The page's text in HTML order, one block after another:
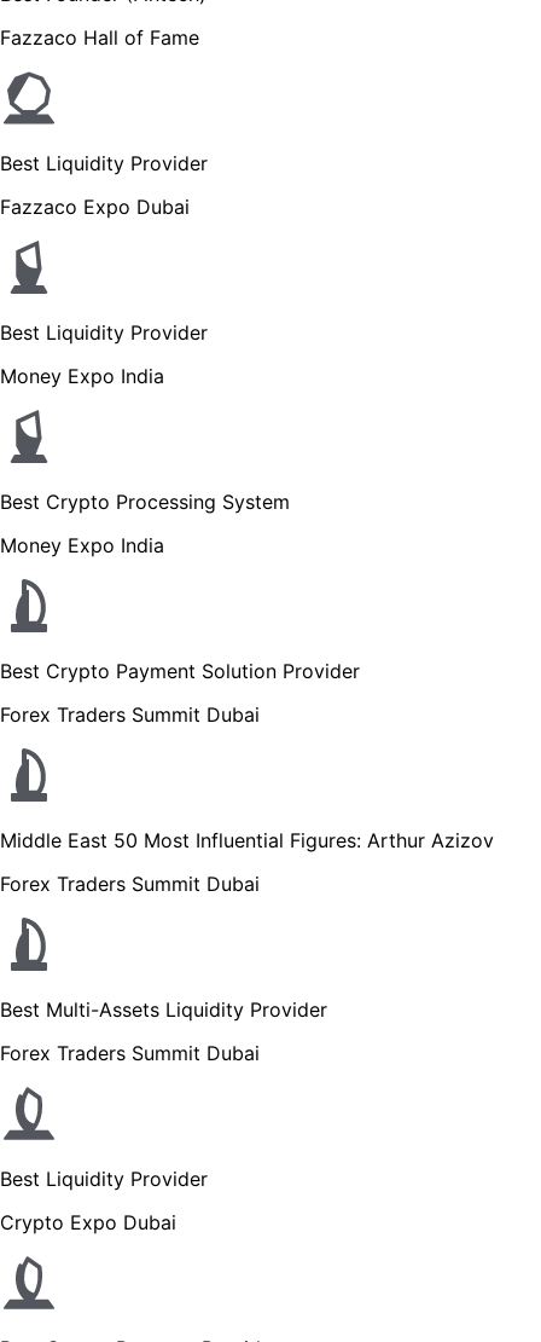
Fazzaco Hall of Fame
Best Liquidity Provider
Fazzaco Expo Dubai
Best Liquidity Provider
Money Expo India
Best Crypto Processing System
Money Expo India
Best Crypto Payment Solution Provider
Forex Traders Summit Dubai
Middle East 50 Most Influential Figures: Arthur Azizov
Forex Traders Summit Dubai
Best Multi-Assets Liquidity Provider
Forex Traders Summit Dubai
Best Liquidity Provider
Crypto Expo Dubai